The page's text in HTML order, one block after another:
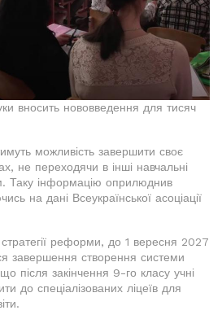
вносить нововведення для тисяч
можливість завершити своє
не переходячи в інші навчальні
Таку інформацію оприлюднив
на дані Всеукраїнської асоціації
стратегії реформи, до 1 вересня 2027
завершення створення системи
після закінчення 9-го класу учні
до спеціалізованих ліцеїв для